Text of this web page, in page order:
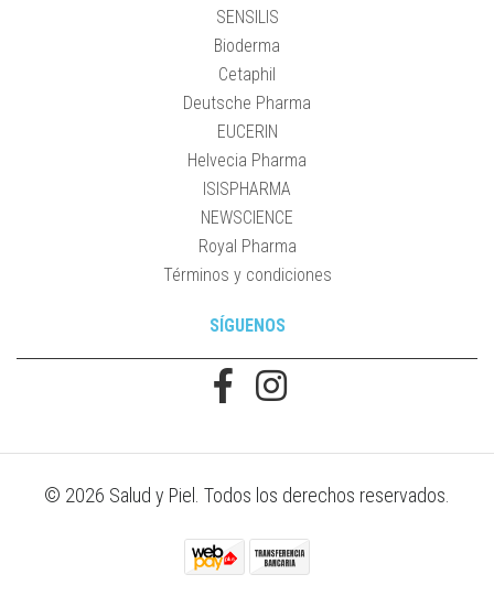
SENSILIS
Bioderma
Cetaphil
Deutsche Pharma
EUCERIN
Helvecia Pharma
ISISPHARMA
NEWSCIENCE
Royal Pharma
Términos y condiciones
SÍGUENOS
© 2026 Salud y Piel. Todos los derechos reservados.